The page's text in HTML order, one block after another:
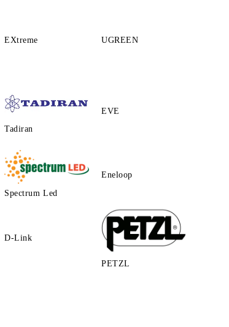
EXtreme UGREEN
Tadiran
EVE
Spectrum Led
Eneloop
D-Link
PETZL